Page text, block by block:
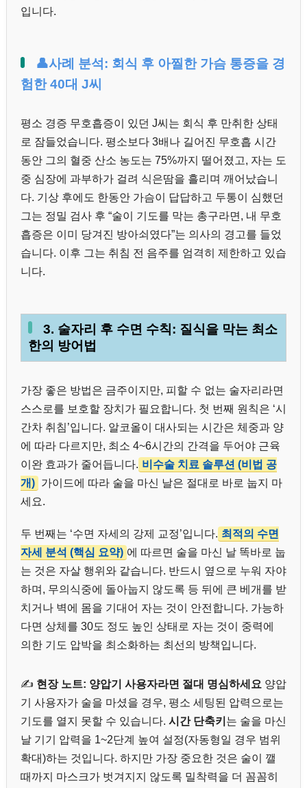
입니다.
👤사례 분석: 회식 후 아찔한 가슴 통증을 경
험한 40대 J씨
평소 경증 무호흡증이 있던 J씨는 회식 후 만취한 상태
로 잠들었습니다. 평소보다 3배나 길어진 무호흡 시간
동안 그의 혈중 산소 농도는 75%까지 떨어졌고, 자는 도
중 심장에 과부하가 걸려 식은땀을 흘리며 깨어났습니
다. 기상 후에도 한동안 가슴이 답답하고 두통이 심했던
그는 정밀 검사 후 “술이 기도를 막는 총구라면, 내 무호
흡증은 이미 당겨진 방아쇠였다”는 의사의 경고를 들었
습니다. 이후 그는 취침 전 음주를 엄격히 제한하고 있습
니다.
3. 술자리 후 수면 수칙: 질식을 막는 최소
한의 방어법
가장 좋은 방법은 금주이지만, 피할 수 없는 술자리라면
스스로를 보호할 장치가 필요합니다. 첫 번째 원칙은 ‘시
간차 취침’입니다. 알코올이 대사되는 시간은 체중과 양
에 따라 다르지만, 최소 4~6시간의 간격을 두어야 근육
이완 효과가 줄어듭니다. 비수술 치료 솔루션 (비법 공
개) 가이드에 따라 술을 마신 날은 절대로 바로 눕지 마
세요.
두 번째는 ‘수면 자세의 강제 교정’입니다. 최적의 수면
자세 분석 (핵심 요약) 에 따르면 술을 마신 날 똑바로 눕
는 것은 자살 행위와 같습니다. 반드시 옆으로 누워 자야
하며, 무의식중에 돌아눕지 않도록 등 뒤에 큰 베개를 받
치거나 벽에 몸을 기대어 자는 것이 안전합니다. 가능하
다면 상체를 30도 정도 높인 상태로 자는 것이 중력에
의한 기도 압박을 최소화하는 최선의 방책입니다.
✍️ 현장 노트: 양압기 사용자라면 절대 명심하세요 양압
기 사용자가 술을 마셨을 경우, 평소 세팅된 압력으로는
기도를 열지 못할 수 있습니다. 시간 단축키 는 술을 마신
날 기기 압력을 1~2단계 높여 설정(자동형일 경우 범위
확대)하는 것입니다. 하지만 가장 중요한 것은 술이 깰
때까지 마스크가 벗겨지지 않도록 밀착력을 더 꼼꼼히